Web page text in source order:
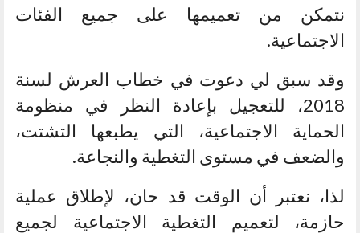
نتمكن من تعميمها على جميع الفئات
الاجتماعية.
وقد سبق لي دعوت في خطاب العرش لسنة
2018، للتعجيل بإعادة النظر في منظومة
الحماية الاجتماعية، التي يطبعها التشتت،
والضعف في مستوى التغطية والنجاعة.
لذا، نعتبر أن الوقت قد حان، لإطلاق عملية
حازمة، لتعميم التغطية الاجتماعية لجميع